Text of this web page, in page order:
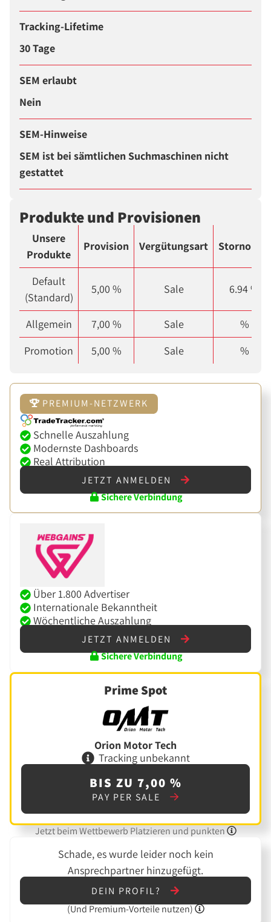
Tracking-Lifetime
30 Tage
SEM erlaubt
Nein
SEM-Hinweise
SEM ist bei sämtlichen Suchmaschinen nicht
gestattet
Produkte und Provisionen
Unsere
Produkte
Provision Vergütungsart Stornorate
Default
(Standard)
5,00 % Sale 6.94 %
Allgemein 7,00 % Sale
%
Promotion
5,00 % Sale %
PREMIUM-NETZWERK
Schnelle Auszahlung
Modernste Dashboards
Real Attribution
JETZT ANMELDEN
Sichere Verbindung
Über 1.800 Advertiser
Internationale Bekanntheit
Wöchentliche Auszahlung
JETZT ANMELDEN
Sichere Verbindung
Prime Spot
Orion Motor Tech
Tracking unbekannt
BIS ZU 7,00 %
PAY PER SALE
Jetzt beim Wettbewerb Platzieren und punkten
Schade, es wurde leider noch kein
Ansprechpartner hinzugefügt.
DEIN PROFIL?
(Und Premium-Vorteile nutzen)